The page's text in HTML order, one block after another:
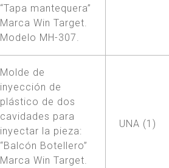
“Tapa mantequera”
Marca Win Target.
Modelo MH-307.
Molde de
inyección de
plástico de dos
cavidades para
inyectar la pieza:
“Balcón Botellero”
Marca Win Target.
UNA (1)